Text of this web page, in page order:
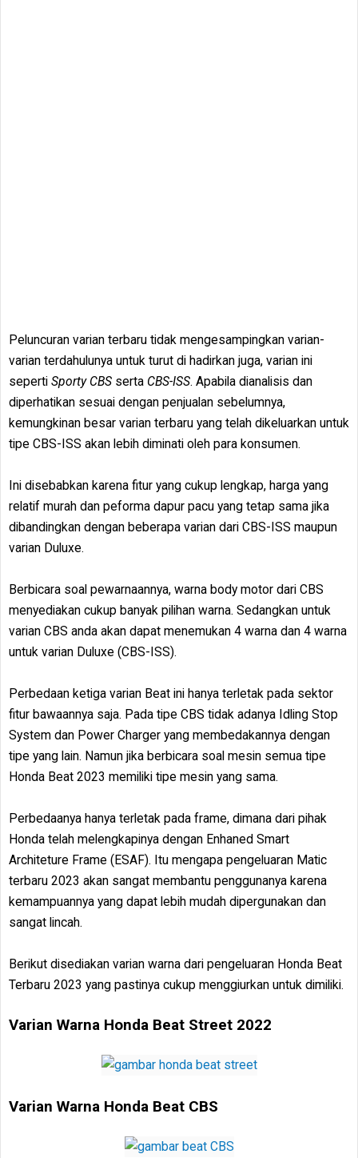
Peluncuran varian terbaru tidak mengesampingkan varian-
varian terdahulunya untuk turut di hadirkan juga, varian ini
seperti Sporty CBS serta CBS-ISS. Apabila dianalisis dan
diperhatikan sesuai dengan penjualan sebelumnya,
kemungkinan besar varian terbaru yang telah dikeluarkan untuk
tipe CBS-ISS akan lebih diminati oleh para konsumen.
Ini disebabkan karena fitur yang cukup lengkap, harga yang
relatif murah dan peforma dapur pacu yang tetap sama jika
dibandingkan dengan beberapa varian dari CBS-ISS maupun
varian Duluxe.
Berbicara soal pewarnaannya, warna body motor dari CBS
menyediakan cukup banyak pilihan warna. Sedangkan untuk
varian CBS anda akan dapat menemukan 4 warna dan 4 warna
untuk varian Duluxe (CBS-ISS).
Perbedaan ketiga varian Beat ini hanya terletak pada sektor
fitur bawaannya saja. Pada tipe CBS tidak adanya Idling Stop
System dan Power Charger yang membedakannya dengan
tipe yang lain. Namun jika berbicara soal mesin semua tipe
Honda Beat 2023 memiliki tipe mesin yang sama.
Perbedaanya hanya terletak pada frame, dimana dari pihak
Honda telah melengkapinya dengan Enhaned Smart
Architeture Frame (ESAF). Itu mengapa pengeluaran Matic
terbaru 2023 akan sangat membantu penggunanya karena
kemampuannya yang dapat lebih mudah dipergunakan dan
sangat lincah.
Berikut disediakan varian warna dari pengeluaran Honda Beat
Terbaru 2023 yang pastinya cukup menggiurkan untuk dimiliki.
Varian Warna Honda Beat Street 2022
Varian Warna Honda Beat CBS